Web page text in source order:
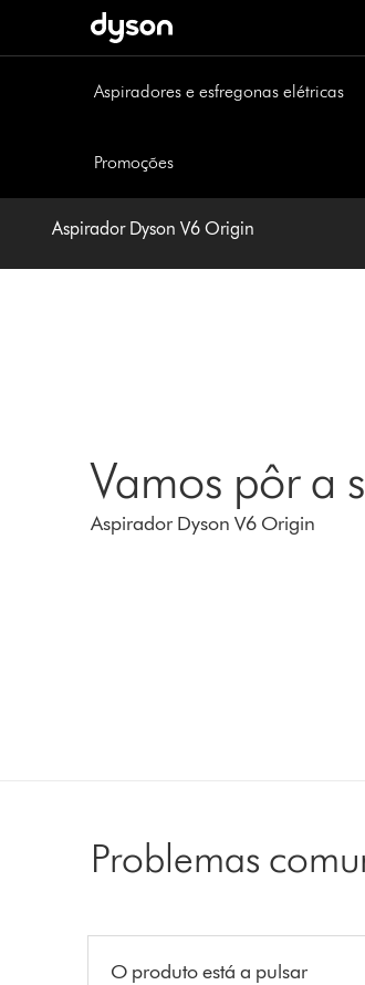
Aspiradores e esfregonas elétricas
Promoções
Aspirador Dyson V6 Origin
Vamos pôr a
Aspirador Dyson V6 Origin
Problemas
O produto está a pulsar